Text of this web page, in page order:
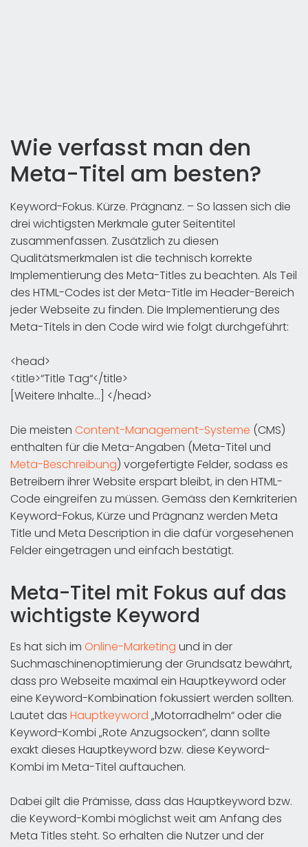
Wie verfasst man den
Meta-Titel am besten?
Keyword-Fokus. Kürze. Prägnanz. – So lassen sich die
drei wichtigsten Merkmale guter Seitentitel
zusammenfassen. Zusätzlich zu diesen
Qualitätsmerkmalen ist die technisch korrekte
Implementierung des Meta-Titles zu beachten. Als Teil
des HTML-Codes ist der Meta-Title im Header-Bereich
jeder Webseite zu finden. Die Implementierung des
Meta-Titels in den Code wird wie folgt durchgeführt:
<head>
<title>“Title Tag“</title>
[Weitere Inhalte…] </head>
Die meisten Content-Management-Systeme (CMS)
enthalten für die Meta-Angaben (Meta-Titel und
Meta-Beschreibung) vorgefertigte Felder, sodass es
Betreibern ihrer Website erspart bleibt, in den HTML-
Code eingreifen zu müssen. Gemäss den Kernkriterien
Keyword-Fokus, Kürze und Prägnanz werden Meta
Title und Meta Description in die dafür vorgesehenen
Felder eingetragen und einfach bestätigt.
Meta-Titel mit Fokus auf das
wichtigste Keyword
Es hat sich im Online-Marketing und in der
Suchmaschinenoptimierung der Grundsatz bewährt,
dass pro Webseite maximal ein Hauptkeyword oder
eine Keyword-Kombination fokussiert werden sollten.
Lautet das Hauptkeyword „Motorradhelm“ oder die
Keyword-Kombi „Rote Anzugsocken“, dann sollte
exakt dieses Hauptkeyword bzw. diese Keyword-
Kombi im Meta-Titel auftauchen.
Dabei gilt die Prämisse, dass das Hauptkeyword bzw.
die Keyword-Kombi möglichst weit am Anfang des
Meta Titles steht. So erhalten die Nutzer und der